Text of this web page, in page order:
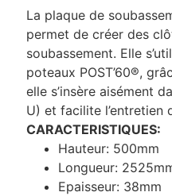
La plaque de
permet de créer des
soubassement. Elle
poteaux POST’60®,
elle s’insère aisément
U) et facilite l’entretien
CARACTERISTIQUES:
Hauteur: 500mm
Longueur:
Epaisseur: 38mm